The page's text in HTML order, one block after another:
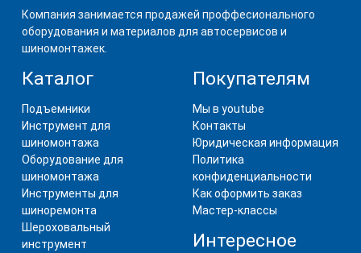
Компания занимается продажей проффесионального
оборудования и материалов для автосервисов и
шиномонтажек.
Каталог
Подъемники
Инструмент для
шиномонтажа
Оборудование для
шиномонтажа
Инструменты для
шиноремонта
Шероховальный
инструмент
Покупателям
Мы в youtube
Контакты
Юридическая информация
Политика
конфиденциальности
Как оформить заказ
Мастер-классы
Интересное